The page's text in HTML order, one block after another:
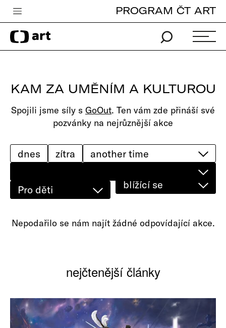
Česká televize
Zpravodajství
iVysílání
TV program
edu
PROGRAM ČT ART
KAM ZA UMĚNÍM A KULTUROU
Spojili jsme síly s GoOut. Ten vám zde přináší své
pozvánky na nejrůznější akce
Pro děti
dnes zítra
blížící se
Nepodařilo se nám najít žádné odpovídající akce.
nejčtenější články